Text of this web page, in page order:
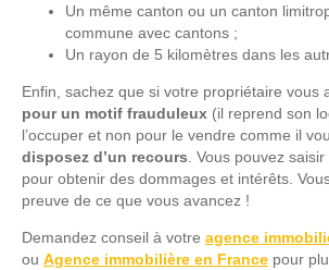
Un même canton ou un canton
commune avec cantons ;
Un rayon de 5 kilomètres dans les
Enfin, sachez que si votre propriétaire vous
pour un motif frauduleux (il reprend son
l’occuper et non pour le vendre comme il
disposez d’un recours . Vous pouvez
pour obtenir des dommages et intérêts.
preuve de ce que vous avancez !
Demandez conseil à votre agence
ou Agence immobilière en France pour